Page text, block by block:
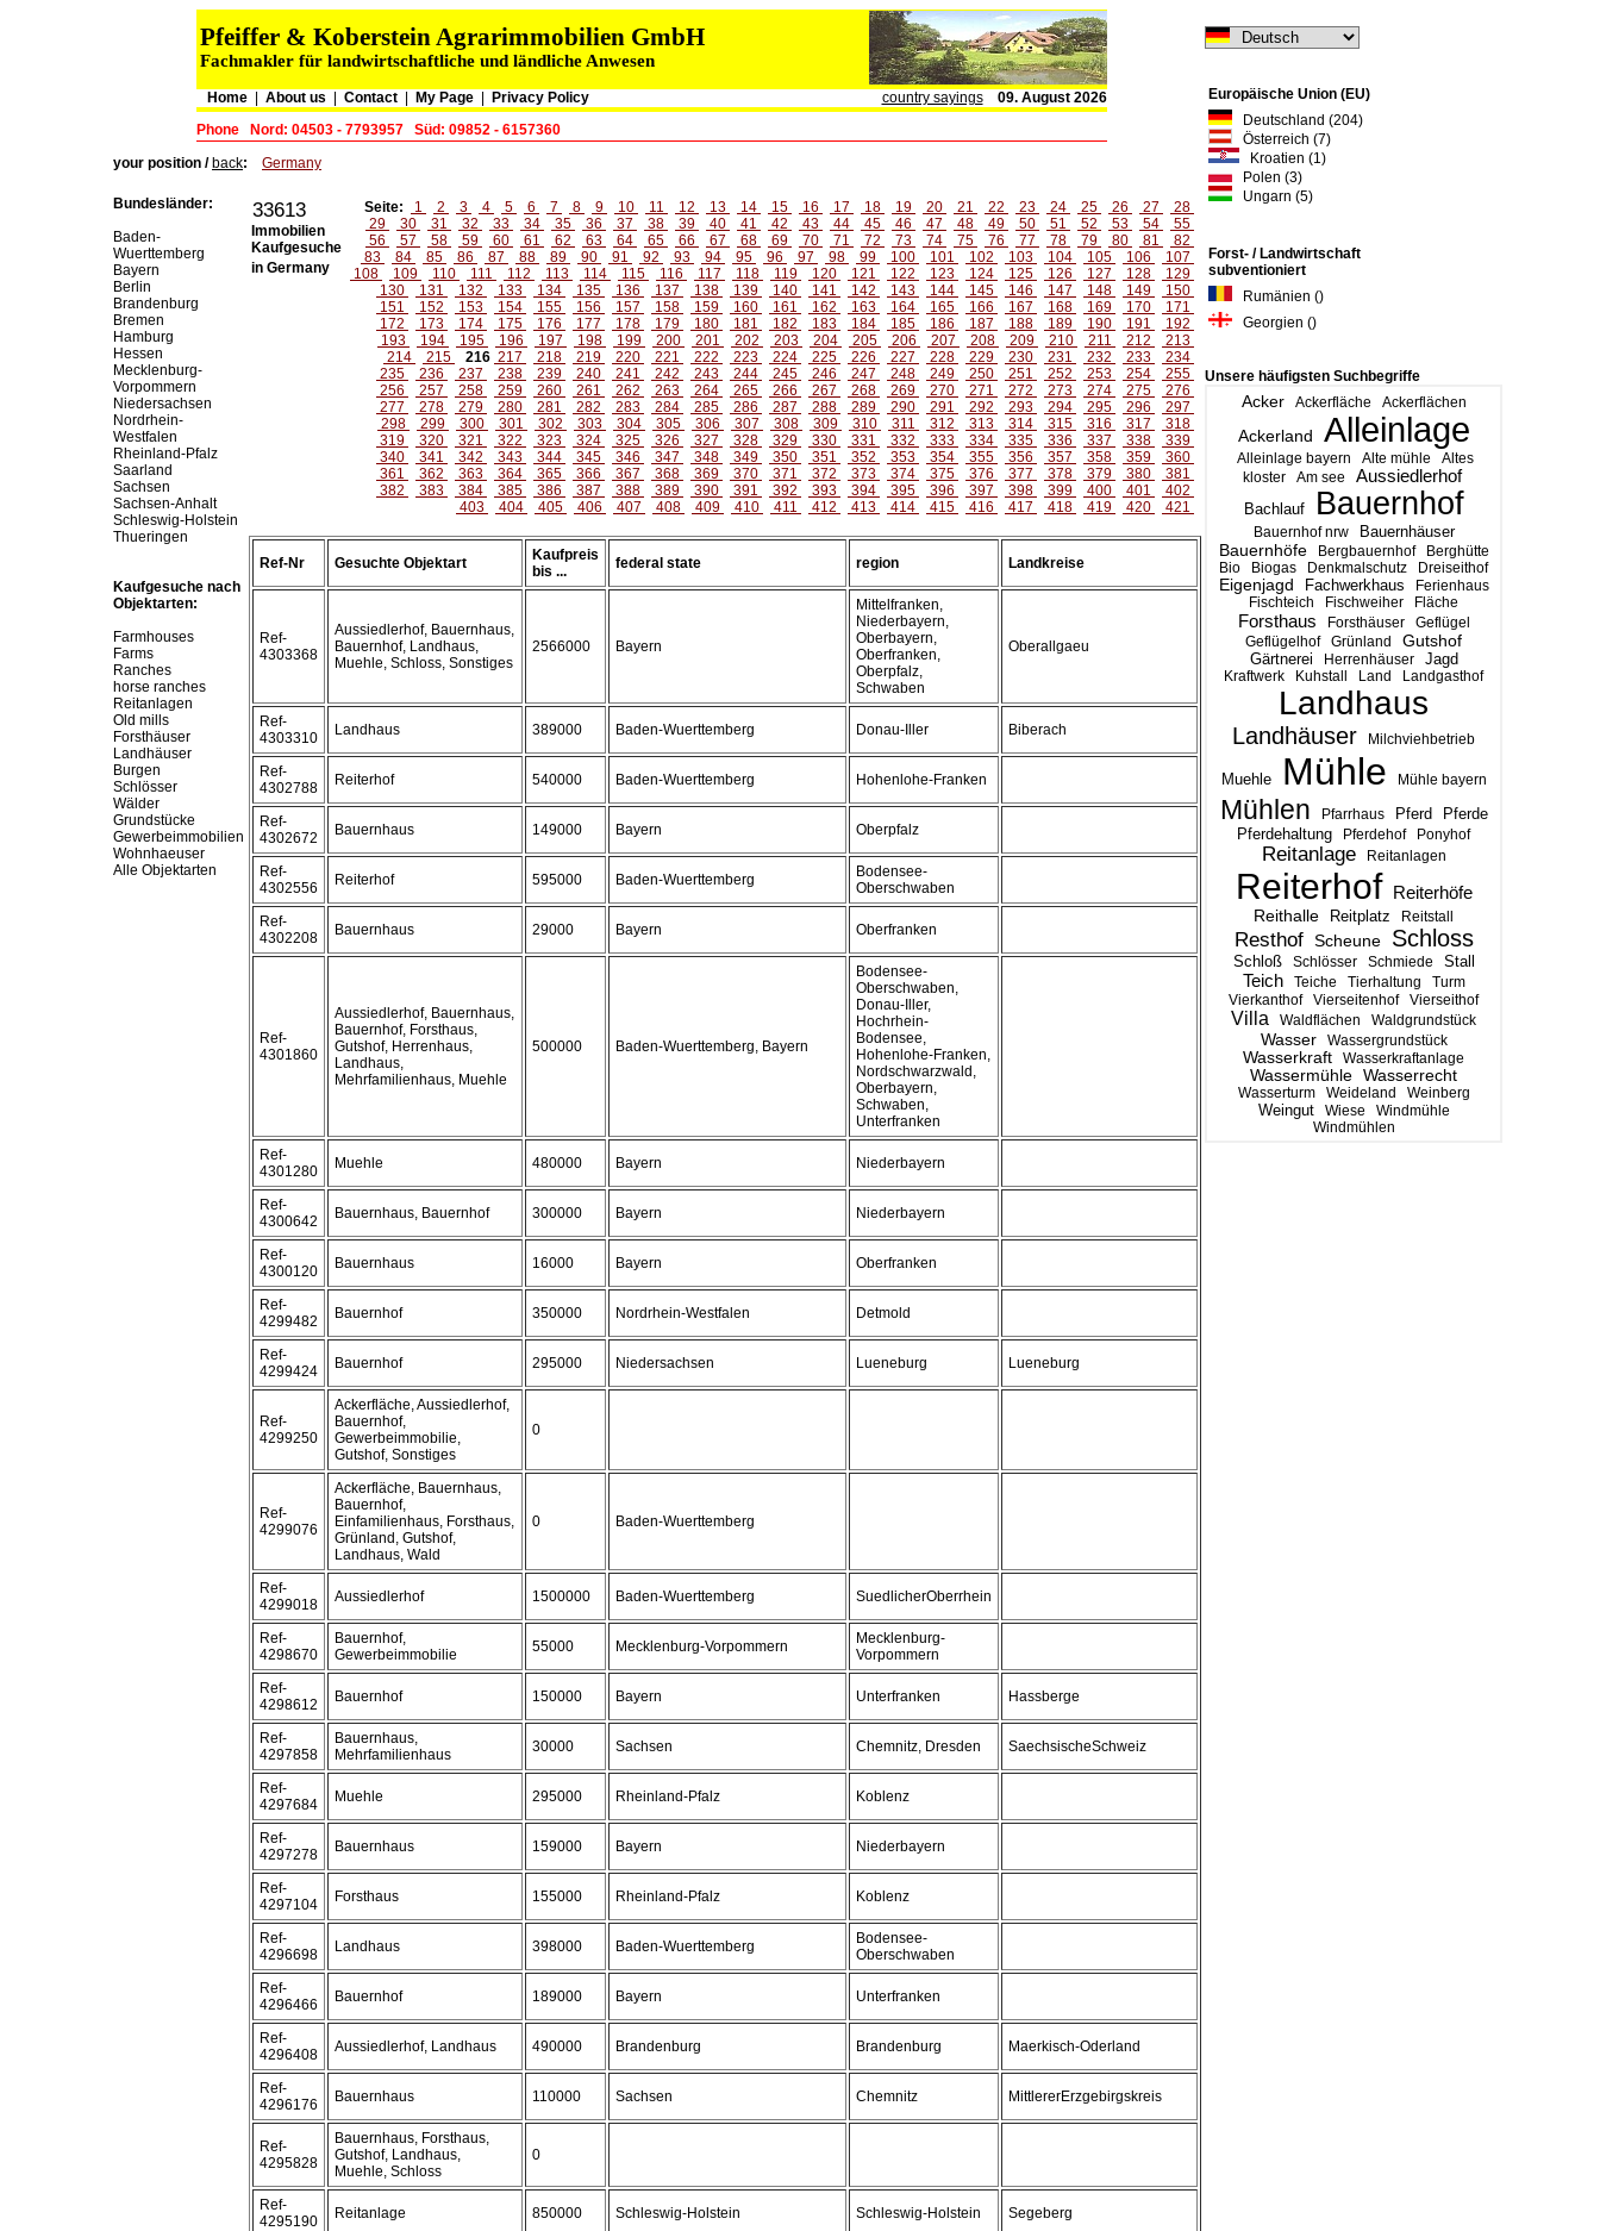
Pfeiffer & Koberstein Agrarimmobilien GmbH
Fachmakler für landwirtschaftliche und ländliche Anwesen
Home| About us Contact| My Page Privacy Policy country sayings
09. August 2026
Phone
Nord: 04503 - 7793957 Süd: 09852 - 6157360
Europäische Union (EU)
Deutschland (204)
Österreich (7)
Kroatien (1)
Polen (3)
Ungarn (5)
Forst- / Landwirtschaft
subventioniert
Rumänien ()
Georgien ()
Unsere häufigsten Suchbegriffe
Acker Ackerfläche Ackerflächen
Ackerland Alleinlage
Alleinlage bayern Alte mühle
Altes
kloster
Am see Aussiedlerhof
Bachlauf Bauernhof
Bauernhof nrw Bauernhäuser
Bauernhöfe Bergbauernhof
Berghütte
Bio
Biogas Denkmalschutz Dreiseithof
Eigenjagd Fachwerkhaus
Ferienhaus
Fischteich
Fischweiher Fläche
Forsthaus Forsthäuser
Geflügel
Geflügelhof
Grünland
Gutshof
Gärtnerei
Herrenhäuser Jagd
Kraftwerk Kuhstall Land Landgasthof
Landhaus
Landhäuser Milchviehbetrieb
Muehle Mühle Mühle bayern
Mühlen Pfarrhaus Pferd Pferde
Pferdehaltung Pferdehof Ponyhof
Reitanlage Reitanlagen
Reiterhof Reiterhöfe
Reithalle Reitplatz Reitstall
Resthof Scheune Schloss
Schloß Schlösser Schmiede Stall
Teich Teiche Tierhaltung
Turm
Vierkanthof
Vierseitenhof Vierseithof
Villa Waldflächen Waldgrundstück
Wasser Wassergrundstück
Wasserkraft Wasserkraftanlage
Wassermühle Wasserrecht
Wasserturm Weideland Weinberg
Weingut Wiese
Windmühle
Windmühlen
your position / back: Germany
Bundesländer:
Baden-
Wuerttemberg
Bayern
Berlin
Brandenburg
Bremen
Hamburg
Hessen
Mecklenburg-
Vorpommern
Niedersachsen
Nordrhein-
Westfalen
Rheinland-Pfalz
Saarland
Sachsen
Sachsen-Anhalt
Schleswig-Holstein
Thueringen
Kaufgesuche nach
Objektarten:
Farmhouses
Farms
Ranches
horse ranches
Reitanlagen
Old mills
Forsthäuser
Landhäuser
Burgen
Schlösser
Wälder
Grundstücke
Gewerbeimmobilien
Wohnhaeuser
Alle Objektarten
33613
Immobilien
Kaufgesuche
in Germany
Seite: 1 2 3 4 5 6 7 8 9 10 11 12 13 14 15 16 17 18 19 20 21 22 23 24 25 26 27
28
29
30 31 32 33 34 35 36 37 38 39 40 41 42 43 44 45 46 47 48 49 50 51 52 53 54
55
56
57 58 59 60 61 62 63 64 65 66 67 68 69 70 71 72 73 74 75 76 77 78 79 80 81
82
83
84 85 86 87 88 89 90 91 92 93 94 95 96 97 98 99 100 101 102 103 104 105 106
107
108
109 110 111 112 113 114 115 116 117 118 119 120 121 122 123 124 125 126 127 128
129
130
131 132 133 134 135 136 137 138 139 140 141 142 143 144 145 146 147 148 149
150
151
152 153 154 155 156 157 158 159 160 161 162 163 164 165 166 167 168 169 170
171
172
173 174 175 176 177 178 179 180 181 182 183 184 185 186 187 188 189 190 191
192
193
194 195 196 197 198 199 200 201 202 203 204 205 206 207 208 209 210 211 212
213
214
215 216 217 218 219 220 221 222 223 224 225 226 227 228 229 230 231 232 233
234
235
236 237 238 239 240 241 242 243 244 245 246 247 248 249 250 251 252 253 254
255
256
257 258 259 260 261 262 263 264 265 266 267 268 269 270 271 272 273 274 275
276
277
278 279 280 281 282 283 284 285 286 287 288 289 290 291 292 293 294 295 296
297
298
299 300 301 302 303 304 305 306 307 308 309 310 311 312 313 314 315 316 317
318
319
320 321 322 323 324 325 326 327 328 329 330 331 332 333 334 335 336 337 338
339
340
341 342 343 344 345 346 347 348 349 350 351 352 353 354 355 356 357 358 359
360
361
362 363 364 365 366 367 368 369 370 371 372 373 374 375 376 377 378 379 380
381
382
383 384 385 386 387 388 389 390 391 392 393 394 395 396 397 398 399 400 401
402
403
404 405 406 407 408 409 410 411 412 413 414 415 416 417 418 419 420 421
Ref-Nr Gesuchte Objektart
Kaufpreis
bis ...
federal state region Landkreise
Ref-
4303368
Aussiedlerhof, Bauernhaus,
Bauernhof, Landhaus,
Muehle, Schloss, Sonstiges
2566000 Bayern
Mittelfranken,
Niederbayern,
Oberbayern,
Oberfranken,
Oberpfalz,
Schwaben
Oberallgaeu
Ref-
4303310
Landhaus 389000 Baden-Wuerttemberg Donau-Iller Biberach
Ref-
4302788
Reiterhof 540000 Baden-Wuerttemberg Hohenlohe-Franken
Ref-
4302672
Bauernhaus 149000 Bayern Oberpfalz
Ref-
4302556
Reiterhof 595000 Baden-Wuerttemberg
Bodensee-
Oberschwaben
Ref-
4302208
Bauernhaus 29000 Bayern Oberfranken
Ref-
4301860
Aussiedlerhof, Bauernhaus,
Bauernhof, Forsthaus,
Gutshof, Herrenhaus,
Landhaus,
Mehrfamilienhaus, Muehle
500000 Baden-Wuerttemberg, Bayern
Bodensee-
Oberschwaben,
Donau-Iller,
Hochrhein-
Bodensee,
Hohenlohe-Franken,
Nordschwarzwald,
Oberbayern,
Schwaben,
Unterfranken
Ref-
4301280
Muehle 480000 Bayern Niederbayern
Ref-
4300642
Bauernhaus, Bauernhof 300000 Bayern Niederbayern
Ref-
4300120
Bauernhaus 16000 Bayern Oberfranken
Ref-
4299482
Bauernhof 350000 Nordrhein-Westfalen Detmold
Ref-
4299424
Bauernhof 295000 Niedersachsen Lueneburg Lueneburg
Ref-
4299250
Ackerfläche, Aussiedlerhof,
Bauernhof,
Gewerbeimmobilie,
Gutshof, Sonstiges
0
Ref-
4299076
Ackerfläche, Bauernhaus,
Bauernhof,
Einfamilienhaus, Forsthaus,
Grünland, Gutshof,
Landhaus, Wald
0 Baden-Wuerttemberg
Ref-
4299018
Aussiedlerhof 1500000 Baden-Wuerttemberg SuedlicherOberrhein
Ref-
4298670
Bauernhof,
Gewerbeimmobilie
55000 Mecklenburg-Vorpommern
Mecklenburg-
Vorpommern
Ref-
4298612
Bauernhof 150000 Bayern Unterfranken Hassberge
Ref-
4297858
Bauernhaus,
Mehrfamilienhaus
30000 Sachsen Chemnitz, Dresden SaechsischeSchweiz
Ref-
4297684
Muehle 295000 Rheinland-Pfalz Koblenz
Ref-
4297278
Bauernhaus 159000 Bayern Niederbayern
Ref-
4297104
Forsthaus 155000 Rheinland-Pfalz Koblenz
Ref-
4296698
Landhaus 398000 Baden-Wuerttemberg
Bodensee-
Oberschwaben
Ref-
4296466
Bauernhof 189000 Bayern Unterfranken
Ref-
4296408
Aussiedlerhof, Landhaus 490000 Brandenburg Brandenburg Maerkisch-Oderland
Ref-
4296176
Bauernhaus 110000 Sachsen Chemnitz MittlererErzgebirgskreis
Ref-
4295828
Bauernhaus, Forsthaus,
Gutshof, Landhaus,
Muehle, Schloss
0
Ref-
4295190
Reitanlage 850000 Schleswig-Holstein Schleswig-Holstein Segeberg